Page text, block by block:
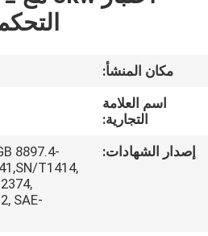
عرض
الواقع
الافتراضي
مكان المنشأ:
اسم العلامة
التجارية:
إصدار الشهادات:
8897.4-
T1414,
SAE-